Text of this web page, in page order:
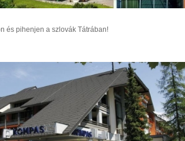
és pihenjen a szlovák Tátrában!